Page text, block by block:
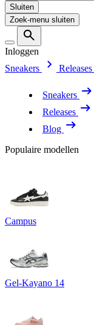
Sluiten
Zoek-menu sluiten
Inloggen
Sneakers
Releases
Sneakers
Releases
Blog
Populaire modellen
Campus
Gel-Kayano 14